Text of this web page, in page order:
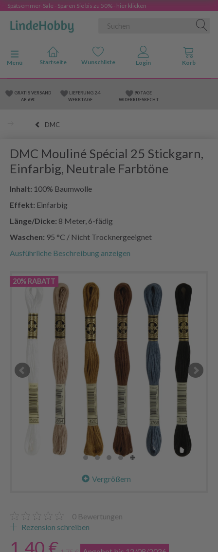
Spätsommer-Sale - Sparen Sie bis zu 50% - hier klicken
Anzeige ändern
Menü
GRATIS VERSAND
AB 69€
LIEFERUNG 2-4
WERKTAGE
90 TAGE
WIDERRUFSRECHT
DMC
DMC Mouliné Spécial 25 Stickgarn,
Einfarbig, Neutrale Farbtöne
Inhalt: 100% Baumwolle
Effekt: Einfarbig
Länge/Dicke: 8 Meter, 6-fädig
Waschen: 95 °C / Nicht Trocknergeeignet
Ausführliche Beschreibung anzeigen
20% RABATT
Vergrößern
0 Bewertungen
Rezension schreiben
1.40 €